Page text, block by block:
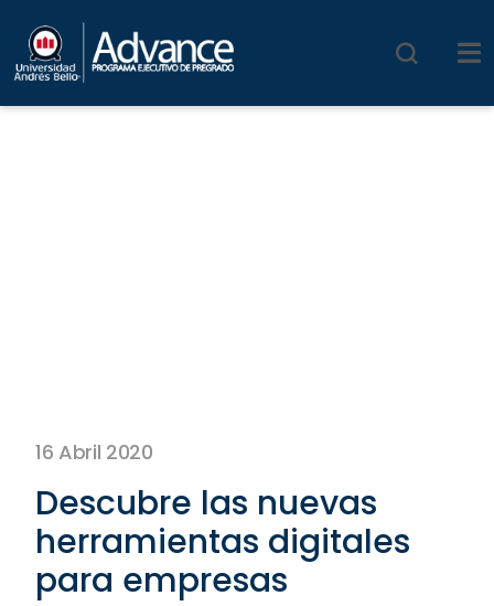
16 Abril 2020
Descubre las nuevas
herramientas digitales
para empresas